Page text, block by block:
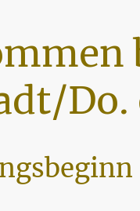
Do.